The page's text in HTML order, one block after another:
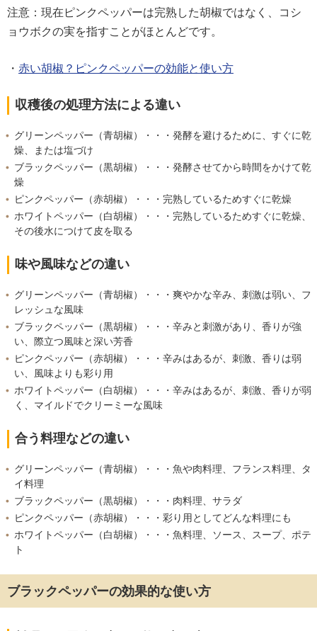
注意：現在ピンクペッパーは完熟した胡椒ではなく、コシ
ョウボクの実を指すことがほとんどです。
・ 赤い胡椒？ピンクペッパーの効能と使い方
収穫後の処理方法による違い
グリーンペッパー（青胡椒）・・・発酵を避けるために、すぐに乾
燥、または塩づけ
ブラックペッパー（黒胡椒）・・・発酵させてから時間をかけて乾
燥
ピンクペッパー（赤胡椒）・・・完熟しているためすぐに乾燥
ホワイトペッパー（白胡椒）・・・完熟しているためすぐに乾燥、
その後水につけて皮を取る
味や風味などの違い
グリーンペッパー（青胡椒）・・・爽やかな辛み、刺激は弱い、フ
レッシュな風味
ブラックペッパー（黒胡椒）・・・辛みと刺激があり、香りが強
い、際立つ風味と深い芳香
ピンクペッパー（赤胡椒）・・・辛みはあるが、刺激、香りは弱
い、風味よりも彩り用
ホワイトペッパー（白胡椒）・・・辛みはあるが、刺激、香りが弱
く、マイルドでクリーミーな風味
合う料理などの違い
グリーンペッパー（青胡椒）・・・魚や肉料理、フランス料理、タ
イ料理
ブラックペッパー（黒胡椒）・・・肉料理、サラダ
ピンクペッパー（赤胡椒）・・・彩り用としてどんな料理にも
ホワイトペッパー（白胡椒）・・・魚料理、ソース、スープ、ポテ
ト
ブラックペッパーの効果的な使い方